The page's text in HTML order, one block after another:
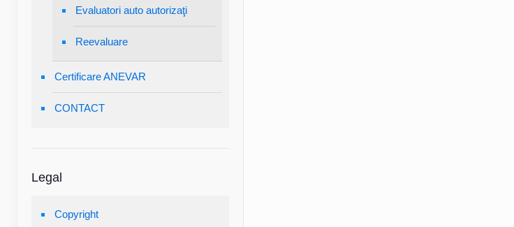
Evaluatori auto autorizaţi
Reevaluare
Certificare ANEVAR
CONTACT
Legal
Copyright